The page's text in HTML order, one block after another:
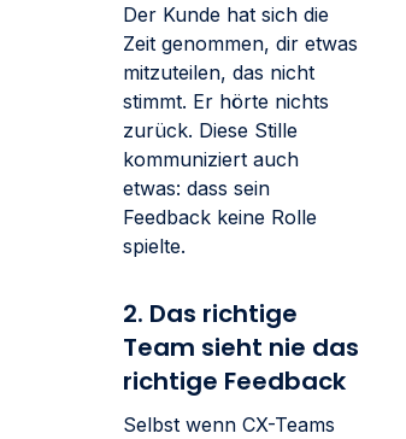
Der Kunde hat sich die
Zeit genommen, dir etwas
mitzuteilen, das nicht
stimmt. Er hörte nichts
zurück. Diese Stille
kommuniziert auch
etwas: dass sein
Feedback keine Rolle
spielte.
2. Das richtige
Team sieht nie das
richtige Feedback
Selbst wenn CX-Teams